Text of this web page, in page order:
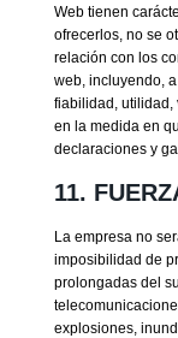
Web tienen
ofrecerlos, no se
relación con los
web, incluyendo,
fiabilidad, utilidad,
en la medida en
declaraciones y
11.
La empresa no
imposibilidad de
prolongadas del
explosiones,